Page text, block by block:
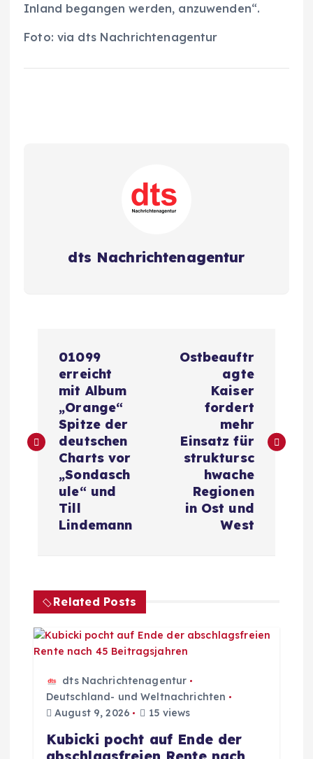
Inland begangen werden, anzuwenden“.
Foto: via dts Nachrichtenagentur
dts Nachrichtenagentur
t
s
n
a
01099
erreicht
mit Album
„Orange“
Spitze der
deutschen
Charts vor
„Sondasch
ule“ und
Till
Lindemann
Ostbeauftr
agte
Kaiser
fordert
mehr
Einsatz für
struktursc
hwache
Regionen
in Ost und
West
Related Posts
dts Nachrichtenagentur
Deutschland- und Weltnachrichten
August 9, 2026
15 views
Kubicki pocht auf Ende der